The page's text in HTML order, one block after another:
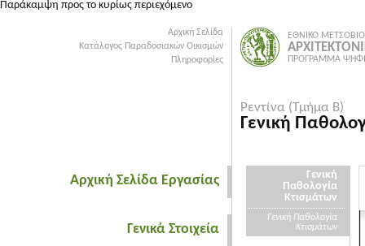
Παράκαμψη προς το κυρίως περιεχόμενο
Αρχική Σελίδα
Κατάλογος Παραδοσιακών Οικισμών
Πληροφορίες
Αρχική Σελίδα Εργασίας
Γενικά Στοιχεία
ΕΘΝΙΚΟ
ΠΡΟΓΡΑΜΜΑ
Ρεντίνα (Τμήμα Β)
Γενική
Γενική
Παθολογία
Κτισμάτων
Γενική Παθολογία
Κτισμάτων